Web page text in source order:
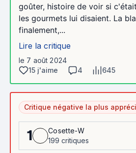
goûter, histoire de voir si
les gourmets lui disaient. La
finalement,...
Lire la critique
le 7 août 2024
15 j'aime
4 645
Critique négative la plus
1
Cosette-W
199 critiques